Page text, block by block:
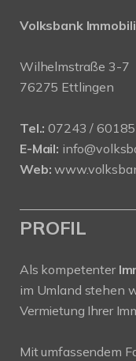
Volksbank
Wilhelmstraße 3-7
76275 Ettlingen
Tel.: 07243 /
E-Mail:
Web:
PROFIL
Als kompetenter
im Umland stehen
Vermietung Ihrer
Mit umfassendem